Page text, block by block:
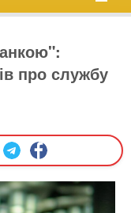
про службу